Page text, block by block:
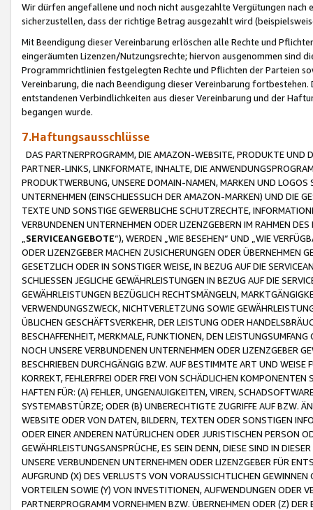
Wir dürfen angefallene und noch nicht ausgezahlte Vergütungen
sicherzustellen, dass der richtige Betrag ausgezahlt wird
Mit Beendigung dieser Vereinbarung erlöschen alle Rechte und
eingeräumten Lizenzen/Nutzungsrechte; hiervon ausgenommen sind
Programmrichtlinien festgelegten Rechte und Pflichten der Parteien
Vereinbarung, die nach Beendigung dieser Vereinbarung
entstandenen Verbindlichkeiten aus dieser Vereinbarung und der
begangen wurde.
7.Haftungsausschlüsse
DAS PARTNERPROGRAMM, DIE AMAZON-WEBSITE, PRODUKTE UND
PARTNER-LINKS, LINKFORMATE, INHALTE, DIE
PRODUKTWERBUNG, UNSERE DOMAIN-NAMEN, MARKEN UND
UNTERNEHMEN (EINSCHLIESSLICH DER AMAZON-MARKEN) UND DIE
TEXTE UND SONSTIGE GEWERBLICHE SCHUTZRECHTE,
VERBUNDENEN UNTERNEHMEN ODER LIZENZGEBERN IM RAHMEN
SERVICEANGEBOTE“), WERDEN „WIE BESEHEN“ UND „WIE
ODER LIZENZGEBER MACHEN ZUSICHERUNGEN ODER ÜBERNEHMEN
GESETZLICH ODER IN SONSTIGER WEISE, IN BEZUG AUF DIE
SCHLIESSEN JEGLICHE GEWÄHRLEISTUNGEN IN BEZUG AUF DIE
GEWÄHRLEISTUNGEN BEZÜGLICH RECHTSMÄNGELN,
VERWENDUNGSZWECK, NICHTVERLETZUNG SOWIE
ÜBLICHEN GESCHÄFTSVERKEHR, DER LEISTUNG ODER
BESCHAFFENHEIT, MERKMALE, FUNKTIONEN, DEN
NOCH UNSERE VERBUNDENEN UNTERNEHMEN ODER LIZENZGEBER
BESCHRIEBEN DURCHGÄNGIG BZW. AUF BESTIMMTE ART UND
KORREKT, FEHLERFREI ODER FREI VON SCHÄDLICHEN
HAFTEN FÜR: (A) FEHLER, UNGENAUIGKEITEN, VIREN,
SYSTEMABSTÜRZE; ODER (B) UNBERECHTIGTE ZUGRIFFE AUF BZW.
WEBSITE ODER VON DATEN, BILDERN, TEXTEN ODER SONSTIGEN
ODER EINER ANDEREN NATÜRLICHEN ODER JURISTISCHEN PERSON
GEWÄHRLEISTUNGSANSPRÜCHE, ES SEIN DENN, DIESE SIND IN
UNSERE VERBUNDENEN UNTERNEHMEN ODER LIZENZGEBER FÜR
AUFGRUND (X) DES VERLUSTS VON VORAUSSICHTLICHEN
VORTEILEN SOWIE (Y) VON INVESTITIONEN, AUFWENDUNGEN ODER
PARTNERPROGRAMM VORNEHMEN BZW. ÜBERNEHMEN ODER (Z)